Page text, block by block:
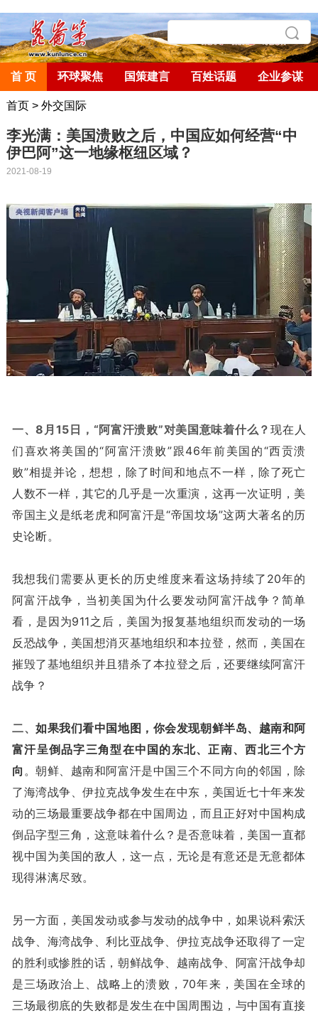
首 页 环球聚焦 国策建言 百姓话题 企业参谋
首页> 外交国际
李光满：美国溃败之后，中国应如何经营“中
伊巴阿”这一地缘枢纽区域？
2021-08-19
一、8月15日，“阿富汗溃败”对美国意味着什么？现在人
们喜欢将美国的“阿富汗溃败”跟46年前美国的“西贡溃
败”相提并论，想想，除了时间和地点不一样，除了死亡
人数不一样，其它的几乎是一次重演，这再一次证明，美
帝国主义是纸老虎和阿富汗是“帝国坟场”这两大著名的历
史论断。
我想我们需要从更长的历史维度来看这场持续了20年的
阿富汗战争，当初美国为什么要发动阿富汗战争？简单
看，是因为911之后，美国为报复基地组织而发动的一场
反恐战争，美国想消灭基地组织和本拉登，然而，美国在
摧毁了基地组织并且猎杀了本拉登之后，还要继续阿富汗
战争？
二、如果我们看中国地图，你会发现朝鲜半岛、越南和阿
富汗呈倒品字三角型在中国的东北、正南、西北三个方
向 。朝鲜、越南和阿富汗是中国三个不同方向的邻国，除
了海湾战争、伊拉克战争发生在中东，美国近七十年来发
动的三场最重要战争都在中国周边，而且正好对中国构成
倒品字型三角，这意味着什么？是否意味着，美国一直都
视中国为美国的敌人，这一点，无论是有意还是无意都体
现得淋漓尽致。
另一方面，美国发动或参与发动的战争中，如果说科索沃
战争、海湾战争、利比亚战争、伊拉克战争还取得了一定
的胜利或惨胜的话，朝鲜战争、越南战争、阿富汗战争却
是三场政治上、战略上的溃败，70年来，美国在全球的
三场最彻底的失败都是发生在中国周围边，与中国有直接